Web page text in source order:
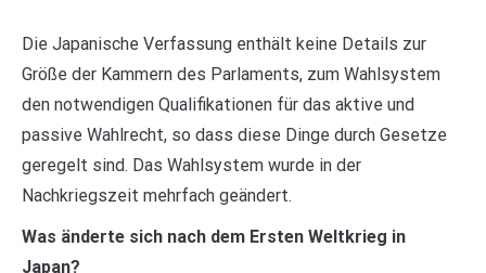
Die Japanische Verfassung enthält keine Details zur
Größe der Kammern des Parlaments, zum Wahlsystem
den notwendigen Qualifikationen für das aktive und
passive Wahlrecht, so dass diese Dinge durch Gesetze
geregelt sind. Das Wahlsystem wurde in der
Nachkriegszeit mehrfach geändert.
Was änderte sich nach dem Ersten Weltkrieg in
Japan?